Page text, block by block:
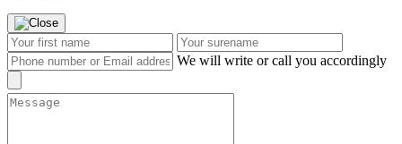
We will write or call you accordingly